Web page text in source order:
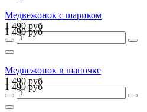
Медвежонок с шариком
1 490 руб
1 490 руб
Медвежонок в шапочке
1 490 руб
1 490 руб